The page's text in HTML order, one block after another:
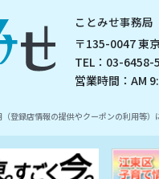
ことみせ事務局
〒135-0047 東
TEL：03-
営業時間：AM
登録店情報の提供やクーポンの利用等